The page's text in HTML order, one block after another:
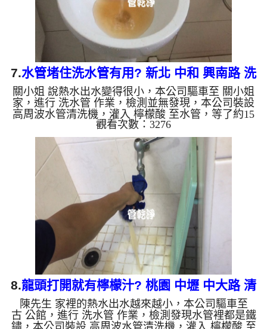
7.水管堵住洗水管有用? 新北 中和 興南路 洗
水管
關小姐 說熱水出水變得很小，本公司驅車至 關小姐
家，進行 洗水管 作業，檢測並無發現，本公司裝設
高周波水管清洗機，灌入 檸檬酸 至水管，等了約15
分，開啟 水管清洗機 ，啟動 螺旋波 模式，剛洗就流
出黃色髒水，看起來跟甘蔗汁一樣，兩個多小時後，
出水量回復到剛入住的時候一樣了。 如是自來水，
如水管老化，會產生鐵鏽跟泥沙堆積，洗出來的水就
會是咖啡色，地下水含有氧化錳，管壁上會結成黑色
管垢，洗出來的水會跟石油一樣黑，有些洗出綠色的
水，是因為裡面有銅的物質，生鏽產生銅綠，如是藍
色的水，是因為水...
觀看次數：3276
8.龍頭打開就有檸檬汁? 桃園 中壢 中大路 清
洗水管
陳先生 家裡的熱水出水越來越小，本公司驅車至
古 公館，進行 洗水管 作業，檢測發現水管裡都是鐵